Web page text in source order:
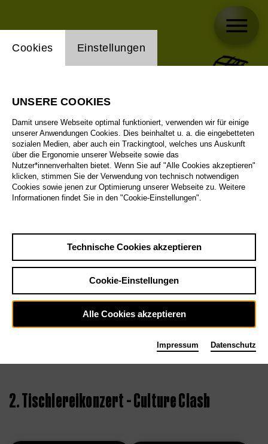
2. Tischlereikonzert – Culture Clash
Einstellung Website Cookie
Cookies Einstellungen
UNSERE COOKIES
Damit unsere Webseite optimal funktioniert, verwenden wir für einige
unserer Anwendungen Cookies. Dies beinhaltet u. a. die eingebetteten
sozialen Medien, aber auch ein Trackingtool, welches uns Auskunft
über die Ergonomie unserer Webseite sowie das
Nutzer*innenverhalten bietet. Wenn Sie auf "Alle Cookies akzeptieren"
klicken, stimmen Sie der Verwendung von technisch notwendigen
Cookies sowie jenen zur Optimierung unserer Webseite zu. Weitere
Informationen findet Sie in den "Cookie-Einstellungen".
Technische Cookies akzeptieren
Cookie-Einstellungen
Alle Cookies akzeptieren
Impressum Datenschutz